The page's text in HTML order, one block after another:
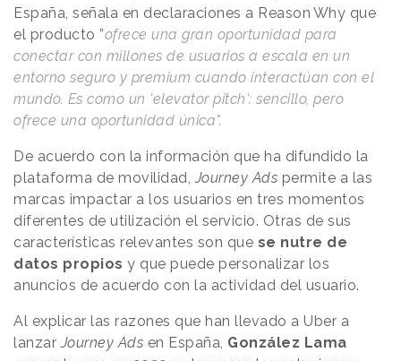
España, señala en declaraciones a Reason Why que
el producto ”ofrece una gran oportunidad para
conectar con millones de usuarios a escala en un
entorno seguro y premium cuando interactúan con el
mundo. Es como un 'elevator pitch': sencillo, pero
ofrece una oportunidad única".
De acuerdo con la información que ha difundido la
plataforma de movilidad,Journey Ads permite a las
marcas impactar a los usuarios en tres momentos
diferentes de utilización el servicio. Otras de sus
características relevantes son que se nutre de
datos propios y que puede personalizar los
anuncios de acuerdo con la actividad del usuario.
Al explicar las razones que han llevado a Uber a
lanzarJourney Ads en España, González Lama